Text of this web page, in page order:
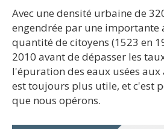
Avec une densité urbaine de
engendrée par une importante
quantité de citoyens (1523 en
2010 avant de dépasser les
l'épuration des eaux usées
est toujours plus utile, et c'est
que nous opérons.